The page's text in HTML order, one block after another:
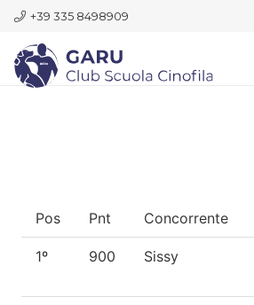
+39 335 8498909
Pos Pnt Concorrente
1º 900 Sissy